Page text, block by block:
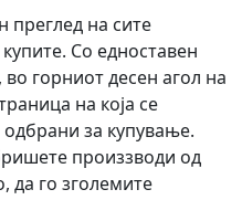
преглед на сите
Со едноставен
горниот десен агол на
на која се
за купување.
произзводи од
да го зголемите